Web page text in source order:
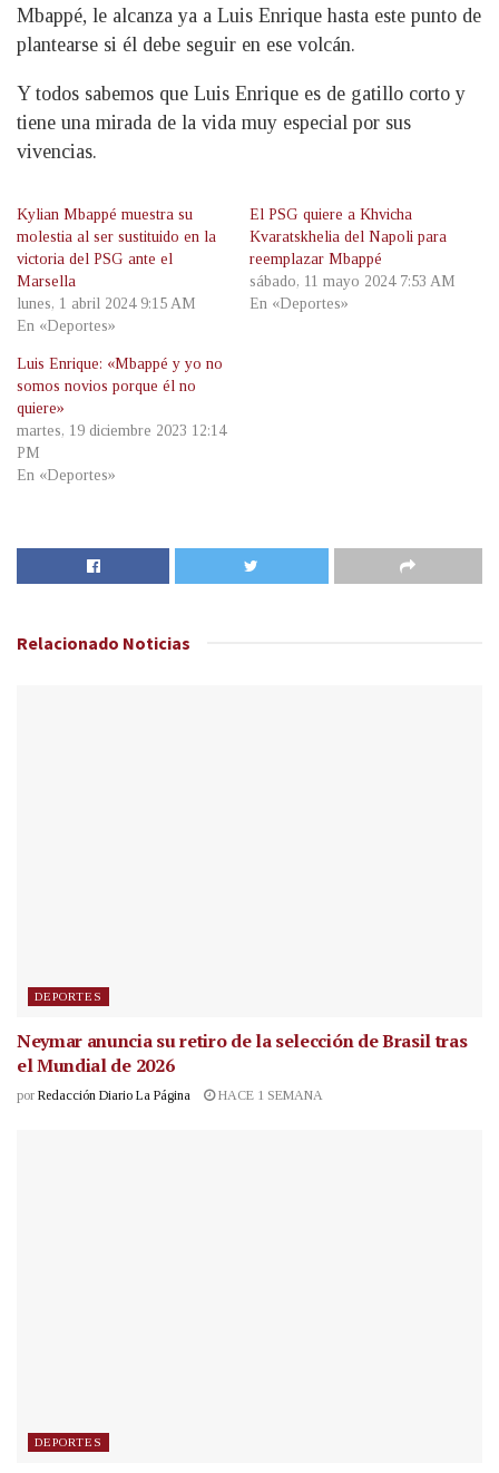
Mbappé, le alcanza ya a Luis Enrique hasta este punto de
plantearse si él debe seguir en ese volcán.
Y todos sabemos que Luis Enrique es de gatillo corto y
tiene una mirada de la vida muy especial por sus
vivencias.
Kylian Mbappé muestra su
molestia al ser sustituido en la
victoria del PSG ante el
Marsella
lunes, 1 abril 2024 9:15 AM
En «Deportes»
El PSG quiere a Khvicha
Kvaratskhelia del Napoli para
reemplazar Mbappé
sábado, 11 mayo 2024 7:53 AM
En «Deportes»
Luis Enrique: «Mbappé y yo no
somos novios porque él no
quiere»
martes, 19 diciembre 2023 12:14
PM
En «Deportes»
Relacionado Noticias
DEPORTES
Neymar anuncia su retiro de la selección de Brasil tras
el Mundial de 2026
por Redacción Diario La Página HACE 1 SEMANA
DEPORTES